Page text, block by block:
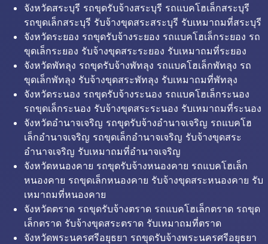
จังหวัดสระบุรี รถขุดรับจ้างสระบุรี รถแบคโฮเล็กสระบุรี
รถขุดเล็กสระบุรี รับจ้างขุดสระสระบุรี รับเหมาถมที่สระบุรี
จังหวัดระยอง รถขุดรับจ้างระยอง รถแบคโฮเล็กระยอง รถ
ขุดเล็กระยอง รับจ้างขุดสระระยอง รับเหมาถมที่ระยอง
จังหวัดพัทลุง รถขุดรับจ้างพัทลุง รถแบคโฮเล็กพัทลุง รถ
ขุดเล็กพัทลุง รับจ้างขุดสระพัทลุง รับเหมาถมที่พัทลุง
จังหวัดระนอง รถขุดรับจ้างระนอง รถแบคโฮเล็กระนอง
รถขุดเล็กระนอง รับจ้างขุดสระระนอง รับเหมาถมที่ระนอง
จังหวัดอำนาจเจริญ รถขุดรับจ้างอำนาจเจริญ รถแบคโฮ
เล็กอำนาจเจริญ รถขุดเล็กอำนาจเจริญ รับจ้างขุดสระ
อำนาจเจริญ รับเหมาถมที่อำนาจเจริญ
จังหวัดหนองคาย รถขุดรับจ้างหนองคาย รถแบคโฮเล็ก
หนองคาย รถขุดเล็กหนองคาย รับจ้างขุดสระหนองคาย รับ
เหมาถมที่หนองคาย
จังหวัดตราด รถขุดรับจ้างตราด รถแบคโฮเล็กตราด รถขุด
เล็กตราด รับจ้างขุดสระตราด รับเหมาถมที่ตราด
จังหวัดพระนครศรีอยุธยา รถขุดรับจ้างพระนครศรีอยุธยา